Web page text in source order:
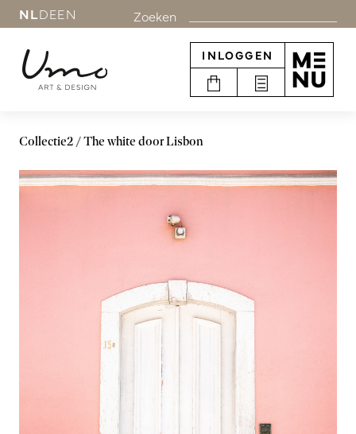
NLDEEN Zoeken
INLOGGEN
Collectie2 The white door Lisbon